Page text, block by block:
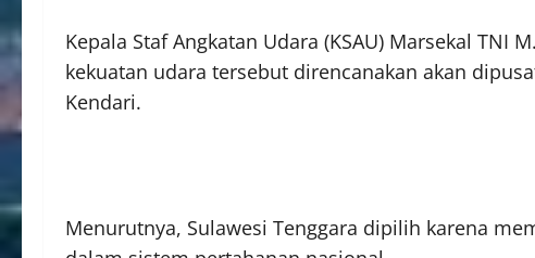
Kepala Staf Angkatan Udara (KSAU) Marsekal TNI
kekuatan udara tersebut direncanakan akan
Kendari.
Menurutnya, Sulawesi Tenggara dipilih karena